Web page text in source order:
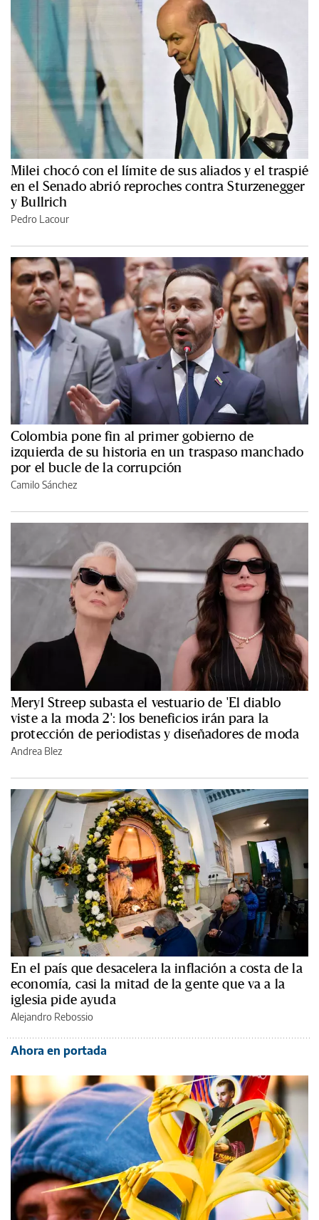
Milei chocó con el límite de sus aliados y el traspié
en el Senado abrió reproches contra Sturzenegger
y Bullrich
Pedro Lacour
Colombia pone fin al primer gobierno de
izquierda de su historia en un traspaso manchado
por el bucle de la corrupción
Camilo Sánchez
Meryl Streep subasta el vestuario de 'El diablo
viste a la moda 2': los beneficios irán para la
protección de periodistas y diseñadores de moda
Andrea Blez
En el país que desacelera la inflación a costa de la
economía, casi la mitad de la gente que va a la
iglesia pide ayuda
Alejandro Rebossio
Ahora en portada